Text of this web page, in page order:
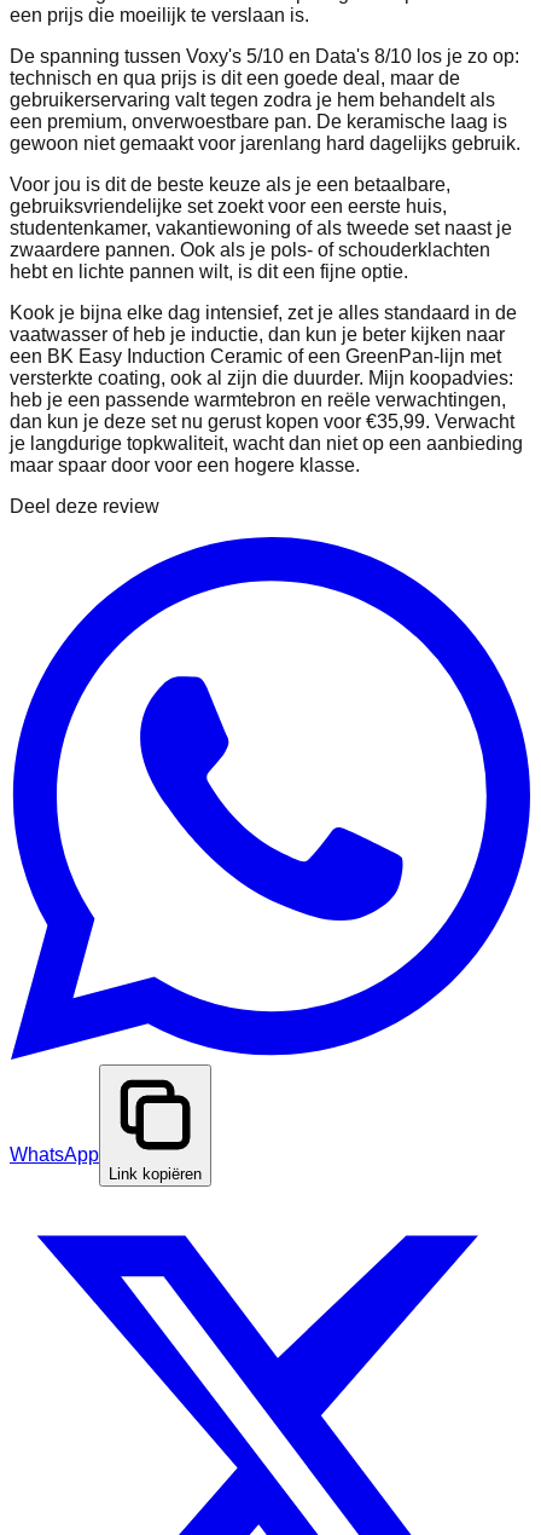
een prijs die moeilijk te verslaan is.
De spanning tussen Voxy's 5/10 en Data's 8/10 los je zo op:
technisch en qua prijs is dit een goede deal, maar de
gebruikerservaring valt tegen zodra je hem behandelt als
een premium, onverwoestbare pan. De keramische laag is
gewoon niet gemaakt voor jarenlang hard dagelijks gebruik.
Voor jou is dit de beste keuze als je een betaalbare,
gebruiksvriendelijke set zoekt voor een eerste huis,
studentenkamer, vakantiewoning of als tweede set naast je
zwaardere pannen. Ook als je pols- of schouderklachten
hebt en lichte pannen wilt, is dit een fijne optie.
Kook je bijna elke dag intensief, zet je alles standaard in de
vaatwasser of heb je inductie, dan kun je beter kijken naar
een BK Easy Induction Ceramic of een GreenPan-lijn met
versterkte coating, ook al zijn die duurder. Mijn koopadvies:
heb je een passende warmtebron en reële verwachtingen,
dan kun je deze set nu gerust kopen voor €35,99. Verwacht
je langdurige topkwaliteit, wacht dan niet op een aanbieding
maar spaar door voor een hogere klasse.
Deel deze review
WhatsApp
Link kopiëren